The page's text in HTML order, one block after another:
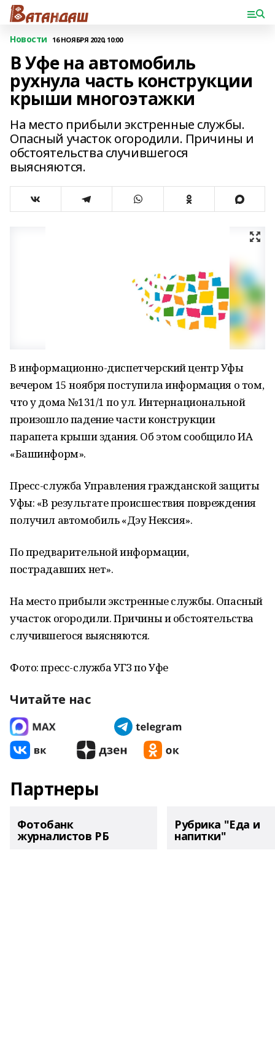
Новости 16 НОЯБРЯ 2020, 10:00
В Уфе на автомобиль
рухнула часть конструкции
крыши многоэтажки
На место прибыли экстренные службы.
Опасный участок огородили. Причины и
обстоятельства случившегося
выясняются.
В информационно-диспетчерский центр Уфы
вечером 15 ноября поступила информация о том,
что у дома №131/1 по ул. Интернациональной
произошло падение части конструкции
парапета крыши здания. Об этом сообщило ИА
«Башинформ».
Пресс-служба Управления гражданской защиты
Уфы: «В результате происшествия повреждения
получил автомобиль «Дэу Нексия».
По предварительной информации,
пострадавших нет».
На место прибыли экстренные службы. Опасный
участок огородили. Причины и обстоятельства
случившегося выясняются.
Фото: пресс-служба УГЗ по Уфе
Читайте нас
Партнеры
Фотобанк
журналистов РБ
Рубрика "Еда и
напитки"